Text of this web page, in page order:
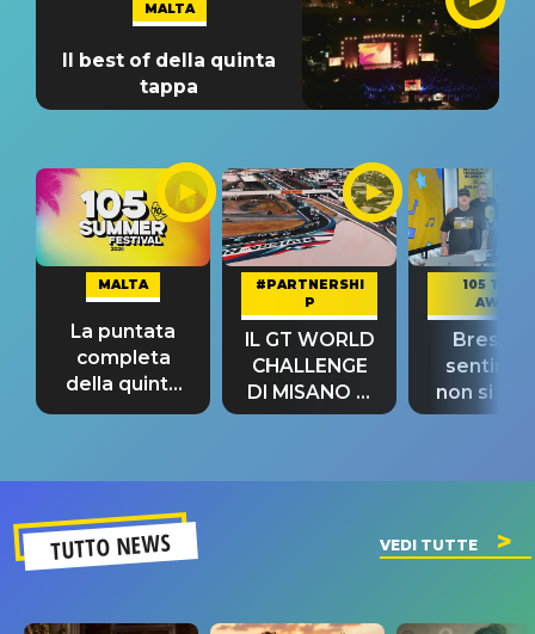
MALTA
Il best of della quinta
tappa
MALTA
La puntata
completa
della quinta
tappa
#PARTNERSHI
P
IL GT WORLD
CHALLENGE
DI MISANO si
riconferma
105 TAKE
AWAY
Bresh:
non si
fino alla
TUTTO NEWS VEDI TUTTE